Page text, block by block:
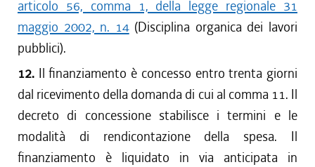
articolo 56, comma 1, della legge regionale 31
maggio 2002, n. 14(Disciplina organica dei lavori
pubblici).
12. Il finanziamento è concesso entro trenta giorni
dal ricevimento della domanda di cui al comma 11. Il
decreto di concessione stabilisce i termini e le
modalità di rendicontazione della spesa. Il
finanziamento è liquidato in via anticipata in